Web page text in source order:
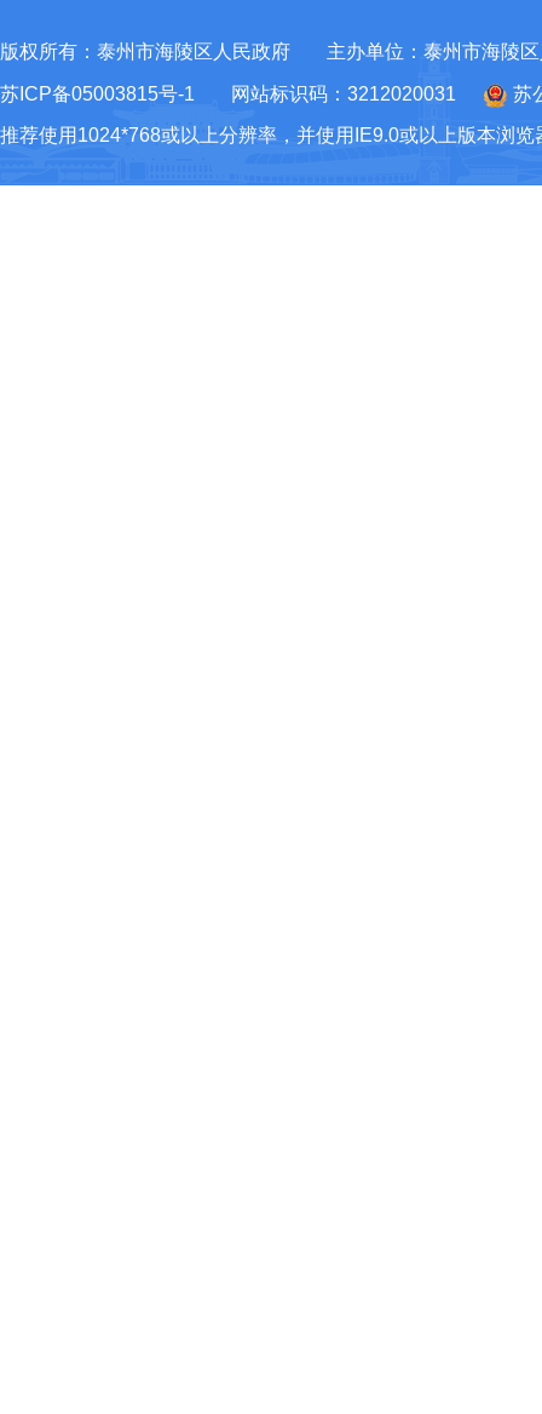
版权所有：泰州市海陵区人民政府 主办单位：泰州市海陵
苏ICP备05003815号-1 网站标识码：3212020031
苏
推荐使用1024*768或以上分辨率，并使用IE9.0或以上版本浏览